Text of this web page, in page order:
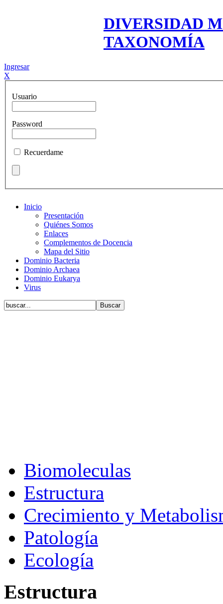
DIVERSIDAD
TAXONOMÍA
Ingresar
X
Usuario
Password
Recuerdame
Inicio
Presentación
Quiénes Somos
Enlaces
Complementos de Docencia
Mapa del Sitio
Dominio Bacteria
Dominio Archaea
Dominio Eukarya
Virus
Biomoleculas
Estructura
Crecimiento y
Patología
Ecología
Estructura